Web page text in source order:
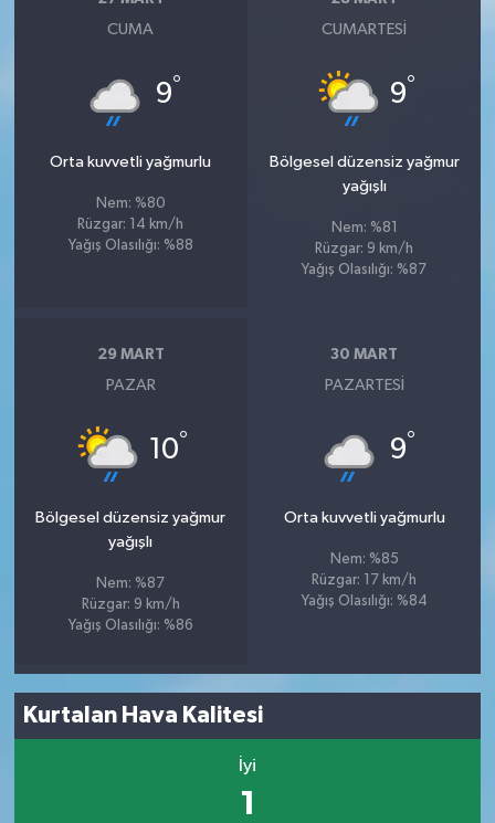
CUMA
9°
Orta kuvvetli yağmurlu
Nem: %80
Rüzgar: 14 km/h
Yağış Olasılığı: %88
CUMARTESI
9°
Bölgesel düzensiz yağmur
yağışlı
Nem: %81
Rüzgar: 9 km/h
Yağış Olasılığı: %87
29 MART
PAZAR
10°
Bölgesel düzensiz yağmur
yağışlı
Nem: %87
Rüzgar: 9 km/h
Yağış Olasılığı: %86
30 MART
PAZARTESI
9°
Orta kuvvetli yağmurlu
Nem: %85
Rüzgar: 17 km/h
Yağış Olasılığı: %84
Kurtalan Hava Kalitesi
İyi
1